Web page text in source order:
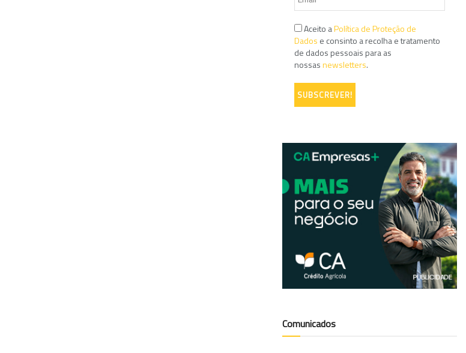
Aceito aPolítica de Proteção de
Dados e consinto a recolha e tratamento
de dados pessoais para as
nossasnewsletters.
Comunicados